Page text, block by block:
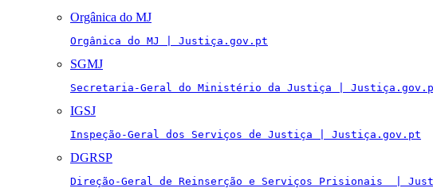
Orgânica do MJ
Orgânica do MJ | Justiça.gov.pt
SGMJ
Secretaria-Geral do Ministério da Justiça |
IGSJ
Inspeção-Geral dos Serviços de Justiça | Justiça.gov.pt
DGRSP
Direção-Geral de Reinserção e Serviços Prisionais  |